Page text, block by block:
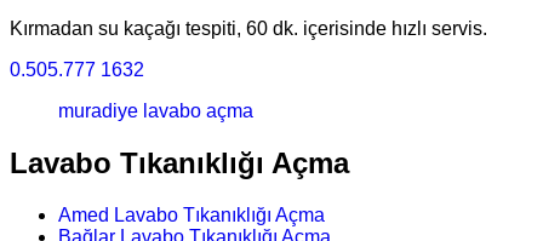
Kırmadan su kaçağı tespiti, 60 dk. içerisinde hızlı servis.
0.505.777 1632
muradiye lavabo açma
Lavabo Tıkanıklığı Açma
Amed Lavabo Tıkanıklığı Açma
Bağlar Lavabo Tıkanıklığı Açma